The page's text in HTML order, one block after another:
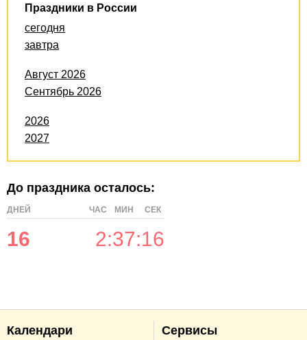
Праздники в России
сегодня
завтра
Август 2026
Сентябрь 2026
2026
2027
До праздника осталось:
ДНЕЙ ЧАС МИН СЕК
16 2:37:16
Календари Сервисы